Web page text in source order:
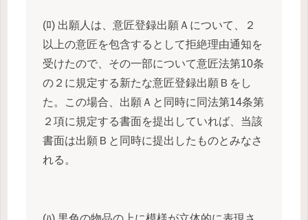
(ﾛ) 出願人は、意匠登録出願Ａについて、２
以上の意匠を包含するとして拒絶理由通知を
受けたので、その一部について意匠法第10条
の２に規定する新たな意匠登録出願Ｂをし
た。この場合、出願Ａと同時に同法第14条第
２項に規定する書面を提出していれば、当該
書面は出願Ｂと同時に提出したものとみなさ
れる。